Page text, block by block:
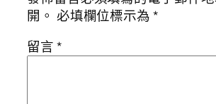
開。 必填欄位標示為*
留言*